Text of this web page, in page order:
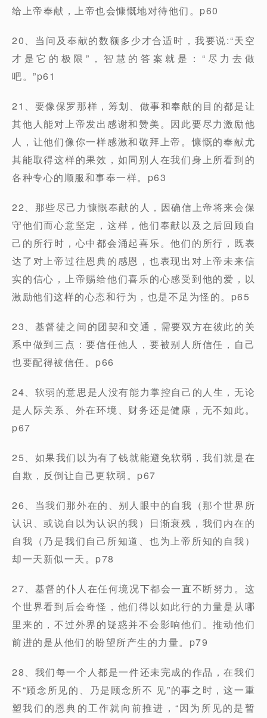
给上帝奉献，上帝也会慷慨地对待他们。p60
20、当问及奉献的数额多少才合适时，我要说:“天空
才是它的极限”，智慧的答案就是：“尽力去做
吧。”p61
21、要像保罗那样，筹划、做事和奉献的目的都是让
其他人能对上帝发出感谢和赞美。因此要尽力激励他
人，让他们像你一样感激和敬拜上帝。慷慨的奉献尤
其能取得这样的果效，如同别人在我们身上所看到的
各种专心的顺服和事奉一样。p63
22、那些尽己力慷慨奉献的人，因确信上帝将来会保
守他们而心意坚定，这样，他们奉献以及之后回顾自
己的所行时，心中都会涌起喜乐。他们的所行，既表
达了对上帝过往恩典的感恩，也表现出对上帝未来信
实的信心，上帝赐给他们喜乐的心感受到他的爱，以
激励他们这样的心态和行为，也是不足为怪的。p65
23、基督徒之间的团契和交通，需要双方在彼此的关
系中做到三点：要信任他人，要被别人所信任，自己
也要配得被信任。p66
24、软弱的意思是人没有能力掌控自己的人生，无论
是人际关系、外在环境、财务还是健康，无不如此。
p67
25、如果我们以为有了钱就能避免软弱，我们就是在
自欺，反倒让自己更软弱。p67
26、当我们那外在的、别人眼中的自我（那个世界所
认识、或说自以为认识的我）日渐衰残，我们内在的
自我（乃是我们自己所知道、也为上帝所知的自我）
却一天新似一天。p78
27、基督的仆人在任何境况下都会一直不断努力。这
个世界看到后会奇怪，他们得以如此行的力量是从哪
里来的，不过外界的疑惑并不会影响他们。推动他们
前进的是从他们的盼望所产生的力量。p79
28、我们每一个人都是一件还未完成的作品，在我们
不“顾念所见的、乃是顾念所不 见”的事之时，这一重
塑我们的恩典的工作就向前推进，“因为所见的是暂